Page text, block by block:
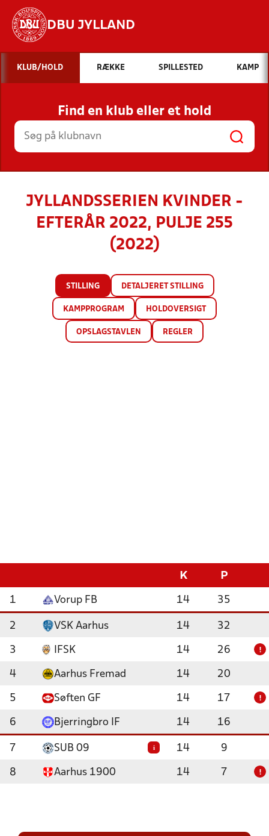
DBU JYLLAND
Hvad vil du søge efter?
INDHOLD OG NYHEDER
STILLINGER, RESULTATER, KLUBBER OG
HOLD
KLUB/HOLD RÆKKE SPILLESTED KAMP
Find en klub eller et hold
JYLLANDSSERIEN KVINDER -
EFTERÅR 2022, PULJE 255
(2022)
STILLING DETALJERET STILLING
KAMPPROGRAM HOLDOVERSIGT
OPSLAGSTAVLEN REGLER
K P
1 Vorup FB 14 35
2 VSK Aarhus 14 32
3 IFSK 14 26 !
4 Aarhus Fremad 14 20
5 Søften GF 14 17 !
6 Bjerringbro IF 14 16
7 SUB 09 i 14 9
8 Aarhus 1900 14 7 !